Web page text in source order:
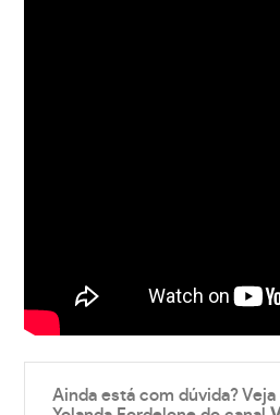
Ainda está com dúvida?